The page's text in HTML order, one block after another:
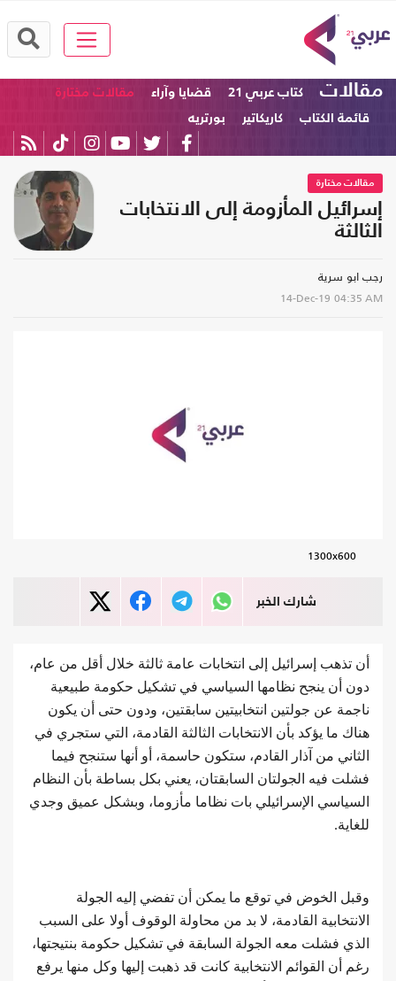
مقالات كتاب عربي 21 قضايا وآراء
مقالات مختارة
قائمة الكتاب
كاريكاتير بورتريه
مقالات مختارة
إسرائيل المأزومة إلى الانتخابات
الثالثة
رجب ابو سرية
14-Dec-19 04:35 AM
1300x600
شارك الخبر
أن تذهب إسرائيل إلى انتخابات عامة ثالثة خلال أقل من عام،
دون أن ينجح نظامها السياسي في تشكيل حكومة طبيعية
ناجمة عن جولتين انتخابيتين سابقتين، ودون حتى أن يكون
هناك ما يؤكد بأن الانتخابات الثالثة القادمة، التي ستجري في
الثاني من آذار القادم، ستكون حاسمة، أو أنها ستنجح فيما
فشلت فيه الجولتان السابقتان، يعني بكل بساطة بأن النظام
السياسي الإسرائيلي بات نظاما مأزوما، وبشكل عميق وجدي
للغاية.
وقبل الخوض في توقع ما يمكن أن تفضي إليه الجولة
الانتخابية القادمة، لا بد من محاولة الوقوف أولا على السبب
الذي فشلت معه الجولة السابقة في تشكيل حكومة بنتيجتها،
رغم أن القوائم الانتخابية كانت قد ذهبت إليها وكل منها يرفع